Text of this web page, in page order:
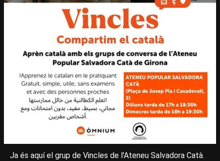
Ja és aquí el grup de Vincles de l'Ateneu Salvadora Catà.